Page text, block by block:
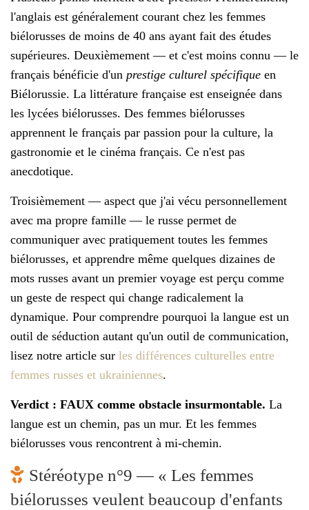
l'anglais est généralement courant chez les femmes
biélorusses de moins de 40 ans ayant fait des études
supérieures. Deuxièmement — et c'est moins connu — le
français bénéficie d'un prestige culturel spécifique en
Biélorussie. La littérature française est enseignée dans
les lycées biélorusses. Des femmes biélorusses
apprennent le français par passion pour la culture, la
gastronomie et le cinéma français. Ce n'est pas
anecdotique.
Troisièmement — aspect que j'ai vécu personnellement
avec ma propre famille — le russe permet de
communiquer avec pratiquement toutes les femmes
biélorusses, et apprendre même quelques dizaines de
mots russes avant un premier voyage est perçu comme
un geste de respect qui change radicalement la
dynamique. Pour comprendre pourquoi la langue est un
outil de séduction autant qu'un outil de communication,
lisez notre article sur les différences culturelles entre
femmes russes et ukrainiennes.
Verdict : FAUX comme obstacle insurmontable. La
langue est un chemin, pas un mur. Et les femmes
biélorusses vous rencontrent à mi-chemin.
Stéréotype n°9 — « Les femmes
biélorusses veulent beaucoup d'enfants